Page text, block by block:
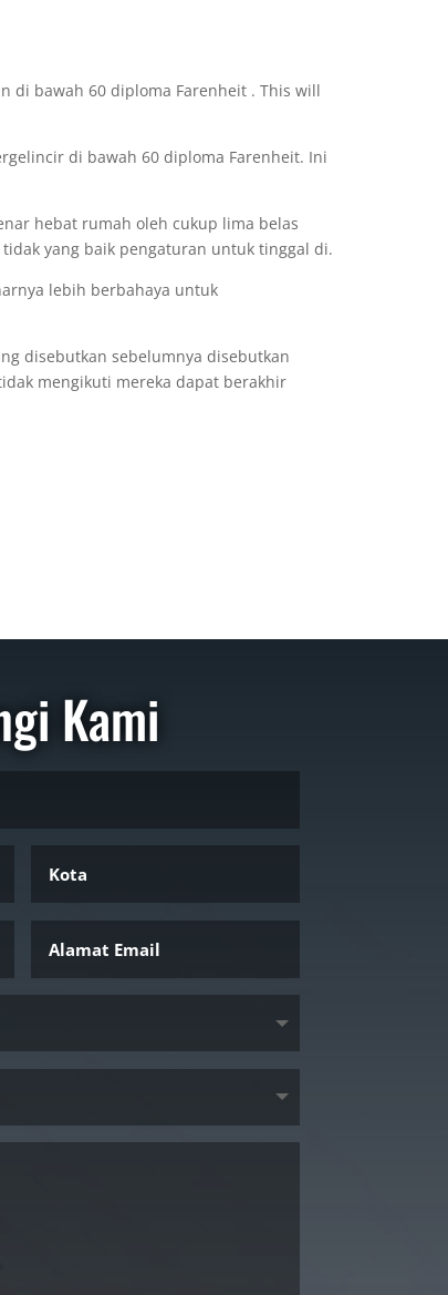
di bawah 60 diploma Farenheit . This will
di bawah 60 diploma Farenheit. Ini
hebat rumah oleh cukup lima belas
yang baik pengaturan untuk tinggal di.
lebih berbahaya untuk
disebutkan sebelumnya disebutkan
mengikuti mereka dapat berakhir
Kami